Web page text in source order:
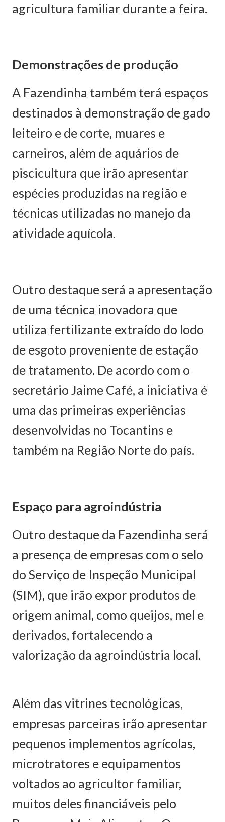
agricultura familiar durante a feira.
Demonstrações de produção
A Fazendinha também terá espaços
destinados à demonstração de gado
leiteiro e de corte, muares e
carneiros, além de aquários de
piscicultura que irão apresentar
espécies produzidas na região e
técnicas utilizadas no manejo da
atividade aquícola.
Outro destaque será a apresentação
de uma técnica inovadora que
utiliza fertilizante extraído do lodo
de esgoto proveniente de estação
de tratamento. De acordo com o
secretário Jaime Café, a iniciativa é
uma das primeiras experiências
desenvolvidas no Tocantins e
também na Região Norte do país.
Espaço para agroindústria
Outro destaque da Fazendinha será
a presença de empresas com o selo
do Serviço de Inspeção Municipal
(SIM), que irão expor produtos de
origem animal, como queijos, mel e
derivados, fortalecendo a
valorização da agroindústria local.
Além das vitrines tecnológicas,
empresas parceiras irão apresentar
pequenos implementos agrícolas,
microtratores e equipamentos
voltados ao agricultor familiar,
muitos deles financiáveis pelo